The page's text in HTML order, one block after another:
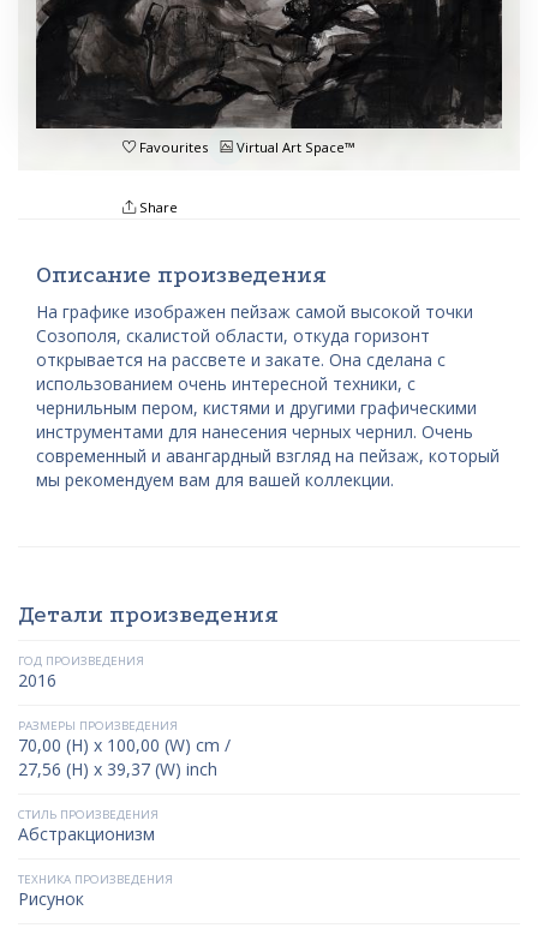
Favourites Virtual Art Space™
Share
Описание произведения
На графике изображен пейзаж самой высокой точки
Созополя, скалистой области, откуда горизонт
открывается на рассвете и закате. Она сделана с
использованием очень интересной техники, с
чернильным пером, кистями и другими графическими
инструментами для нанесения черных чернил. Очень
современный и авангардный взгляд на пейзаж, который
мы рекомендуем вам для вашей коллекции.
Детали произведения
ГОД ПРОИЗВЕДЕНИЯ
2016
РАЗМЕРЫ ПРОИЗВЕДЕНИЯ
70,00 (H) x 100,00 (W) cm /
27,56 (H) x 39,37 (W) inch
СТИЛЬ ПРОИЗВЕДЕНИЯ
Абстракционизм
ТЕХНИКА ПРОИЗВЕДЕНИЯ
Рисунок